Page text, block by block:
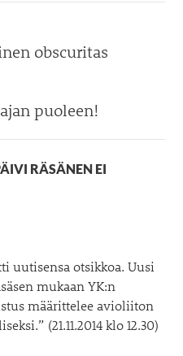
obscuritas
puoleen!
RÄSÄNEN EI
uutisensa otsikkoa. Uusi
mukaan YK:n
määrittelee avioliiton
(21.11.2014 klo 12.30)